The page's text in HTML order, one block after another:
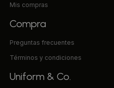
Mis compras
Compra
Preguntas frecuentes
Términos y condiciones
Uniform & Co.